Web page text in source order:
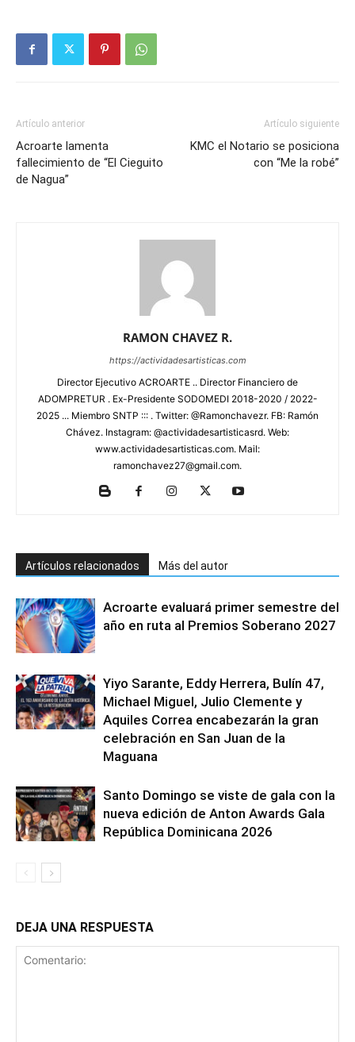
Artículo anterior
Acroarte lamenta
fallecimiento de “El Cieguito
de Nagua”
Artículo siguiente
KMC el Notario se posiciona
con “Me la robé”
RAMON CHAVEZ R.
https://actividadesartisticas.com
Director Ejecutivo ACROARTE .. Director Financiero de
ADOMPRETUR . Ex-Presidente SODOMEDI 2018-2020 / 2022-
2025 ... Miembro SNTP ::: . Twitter: @Ramonchavezr. FB: Ramón
Chávez. Instagram: @actividadesartisticasrd. Web:
www.actividadesartisticas.com. Mail:
ramonchavez27@gmail.com.
Artículos relacionados Más del autor
Acroarte evaluará primer semestre del
año en ruta al Premios Soberano 2027
Yiyo Sarante, Eddy Herrera, Bulín 47,
Michael Miguel, Julio Clemente y
Aquiles Correa encabezarán la gran
celebración en San Juan de la
Maguana
Santo Domingo se viste de gala con la
nueva edición de Anton Awards Gala
República Dominicana 2026
DEJA UNA RESPUESTA